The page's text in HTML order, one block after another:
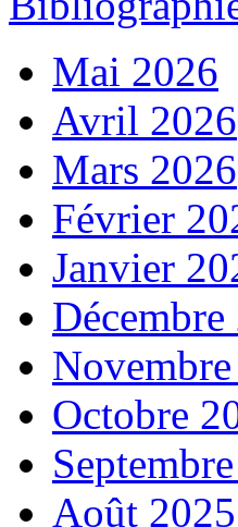
Mai 2026
Avril 2026
Mars 2026
Février
Janvier
Décembre
Octobre
Août 2025